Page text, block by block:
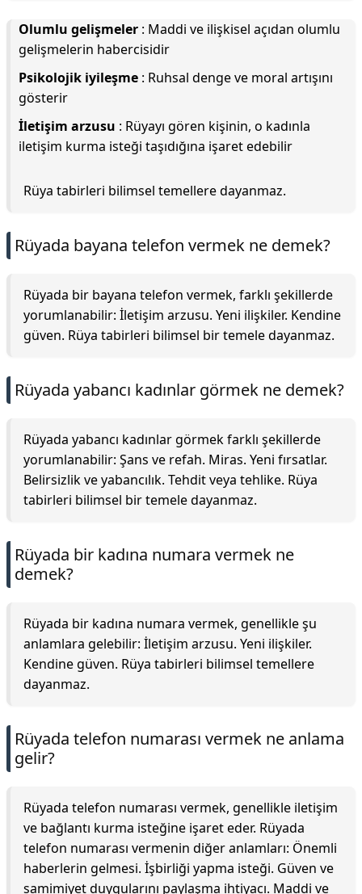
Olumlu gelişmeler : Maddi ve ilişkisel açıdan olumlu
gelişmelerin habercisidir
Psikolojik iyileşme : Ruhsal denge ve moral artışını
gösterir
İletişim arzusu : Rüyayı gören kişinin, o kadınla
iletişim kurma isteği taşıdığına işaret edebilir
Rüya tabirleri bilimsel temellere dayanmaz.
Rüyada bayana telefon vermek ne demek?
Rüyada bir bayana telefon vermek, farklı şekillerde
yorumlanabilir: İletişim arzusu. Yeni ilişkiler. Kendine
güven. Rüya tabirleri bilimsel bir temele dayanmaz.
Rüyada yabancı kadınlar görmek ne demek?
Rüyada yabancı kadınlar görmek farklı şekillerde
yorumlanabilir: Şans ve refah. Miras. Yeni fırsatlar.
Belirsizlik ve yabancılık. Tehdit veya tehlike. Rüya
tabirleri bilimsel bir temele dayanmaz.
Rüyada bir kadına numara vermek ne
demek?
Rüyada bir kadına numara vermek, genellikle şu
anlamlara gelebilir: İletişim arzusu. Yeni ilişkiler.
Kendine güven. Rüya tabirleri bilimsel temellere
dayanmaz.
Rüyada telefon numarası vermek ne anlama
gelir?
Rüyada telefon numarası vermek, genellikle iletişim
ve bağlantı kurma isteğine işaret eder. Rüyada
telefon numarası vermenin diğer anlamları: Önemli
haberlerin gelmesi. İşbirliği yapma isteği. Güven ve
samimiyet duygularını paylaşma ihtiyacı. Maddi ve